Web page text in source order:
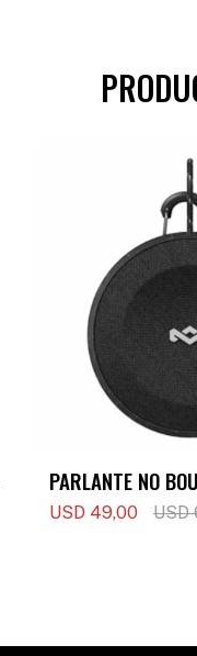
PARLANTE NO
USD 49,00 USD